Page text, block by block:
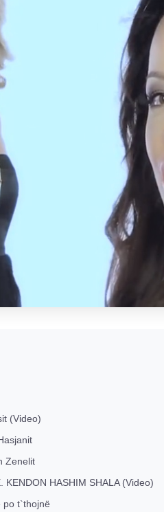
(Video)
Zenelit
KENDON HASHIM SHALA (Video)
po t`thojnë